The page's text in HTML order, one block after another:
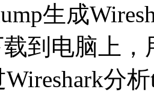
生成
到电脑上，
分